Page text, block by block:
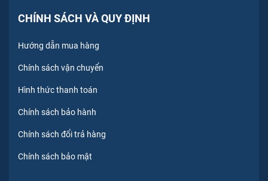
CHÍNH SÁCH VÀ QUY ĐỊNH
Hướng dẫn mua hàng
Chính sách vận chuyển
Hình thức thanh toán
Chính sách bảo hành
Chính sách đổi trả hàng
Chính sách bảo mật